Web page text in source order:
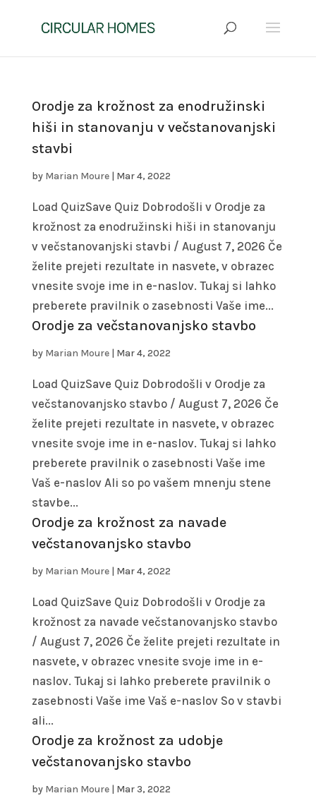
Orodje za krožnost za enodružinski
hiši in stanovanju v večstanovanjski
stavbi
by Marian Moure| Mar 4, 2022
Load QuizSave Quiz Dobrodošli v Orodje za
krožnost za enodružinski hiši in stanovanju
v večstanovanjski stavbi / August 7, 2026 Če
želite prejeti rezultate in nasvete, v obrazec
vnesite svoje ime in e-naslov. Tukaj si lahko
preberete pravilnik o zasebnosti Vaše ime...
Orodje za večstanovanjsko stavbo
by Marian Moure| Mar 4, 2022
Load QuizSave Quiz Dobrodošli v Orodje za
večstanovanjsko stavbo / August 7, 2026 Če
želite prejeti rezultate in nasvete, v obrazec
vnesite svoje ime in e-naslov. Tukaj si lahko
preberete pravilnik o zasebnosti Vaše ime
Vaš e-naslov Ali so po vašem mnenju stene
stavbe...
Orodje za krožnost za navade
večstanovanjsko stavbo
by Marian Moure| Mar 4, 2022
Load QuizSave Quiz Dobrodošli v Orodje za
krožnost za navade večstanovanjsko stavbo
/ August 7, 2026 Če želite prejeti rezultate in
nasvete, v obrazec vnesite svoje ime in e-
naslov. Tukaj si lahko preberete pravilnik o
zasebnosti Vaše ime Vaš e-naslov So v stavbi
ali...
Orodje za krožnost za udobje
večstanovanjsko stavbo
by Marian Moure| Mar 3, 2022